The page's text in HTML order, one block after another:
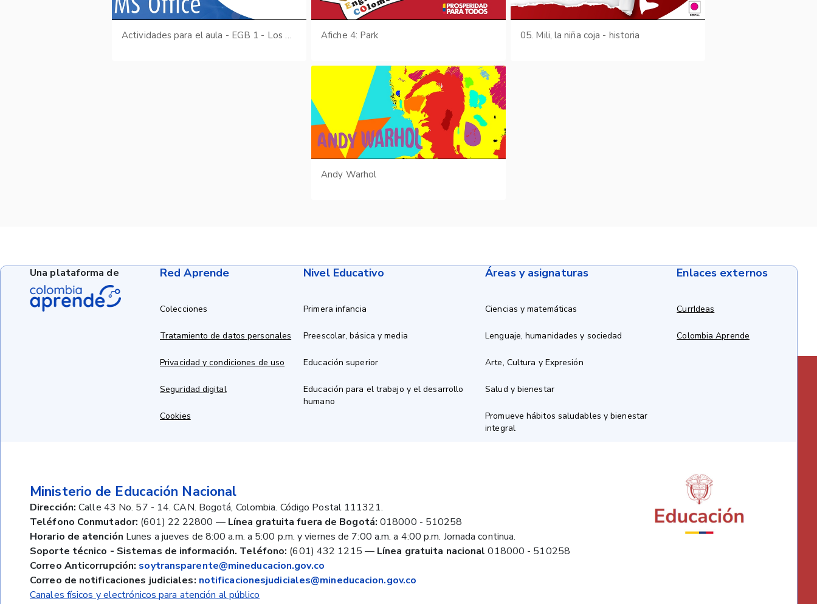
Actividades para el aula - EGB 1 - Los Animales (Sopa de letras: Los animales) parte II de III Afiche 4: Park 05. Mili, la niña coja - historia
Andy Warhol
Red Aprende
Colecciones
Tratamiento de datos personales
Privacidad y condiciones de uso
Seguridad digital
Cookies
Nivel Educativo
Primera infancia
Preescolar, básica y media
Educación superior
Educación para el trabajo y el desarrollo
humano
Áreas y asignaturas
Ciencias y matemáticas
Lenguaje, humanidades y sociedad
Arte, Cultura y Expresión
Salud y bienestar
Promueve hábitos saludables y bienestar
integral
Enlaces externos
CurrIdeas
Colombia Aprende
Ministerio de Educación Nacional
Dirección: Calle 43 No. 57 - 14. CAN. Bogotá, Colombia. Código Postal 111321.
Teléfono Conmutador: (601) 22 22800 — Línea gratuita fuera de Bogotá: 018000 - 510258
Horario de atención Lunes a jueves de 8:00 a.m. a 5:00 p.m. y viernes de 7:00 a.m. a 4:00 p.m. Jornada continua.
Soporte técnico - Sistemas de información. Teléfono: (601) 432 1215 — Línea gratuita nacional 018000 - 510258
Correo Anticorrupción: soytransparente@mineducacion.gov.co
Correo de notificaciones judiciales: notificacionesjudiciales@mineducacion.gov.co
Canales físicos y electrónicos para atención al público
Una plataforma de